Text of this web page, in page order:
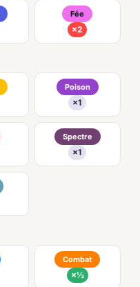
Fée
×2
Poison
×1
Spectre
×1
Combat
×½